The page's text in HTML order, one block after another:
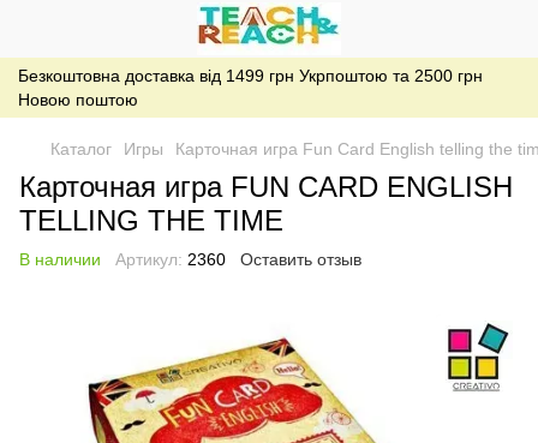
Безкоштовна доставка від 1499 грн Укрпоштою та 2500 грн
Новою поштою
Каталог Игры Карточная игра Fun Card English telling the
Карточная игра FUN CARD ENGLISH
TELLING THE TIME
В наличии Артикул: 2360 Оставить отзыв